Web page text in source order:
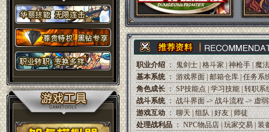
职业介绍 ： 鬼剑士 格斗家 神枪手
魔
基本系统 ： 游戏界面 邮箱仓库 任务系
角色成长 ： SP技能点 学习技能 转职系
战斗系统 ： 战斗界面 -> 战斗流程 -> 虚
游戏互动 ： 聊天 组队 好友
师徒
处理战利品 ： NPC物品店 玩家交易 装